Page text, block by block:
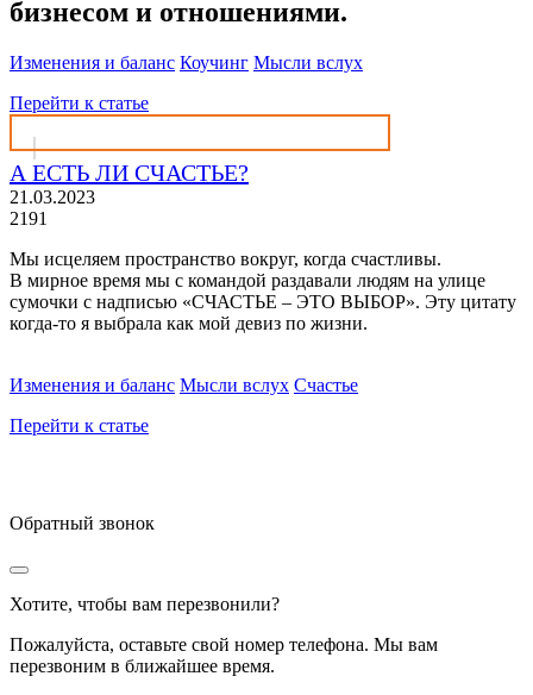
бизнесом и отношениями.
Изменения и баланс Коучинг Мысли вслух
Перейти к статье
А ЕСТЬ ЛИ СЧАСТЬЕ?
21.03.2023
2191
Мы исцеляем пространство вокруг, когда счастливы.
В мирное время мы с командой раздавали людям на улице
сумочки с надписью «СЧАСТЬЕ – ЭТО ВЫБОР». Эту цитату
когда-то я выбрала как мой девиз по жизни.
Изменения и баланс Мысли вслух Счастье
Перейти к статье
Обратный звонок
Хотите, чтобы вам перезвонили?
Пожалуйста, оставьте свой номер телефона. Мы вам
перезвоним в ближайшее время.